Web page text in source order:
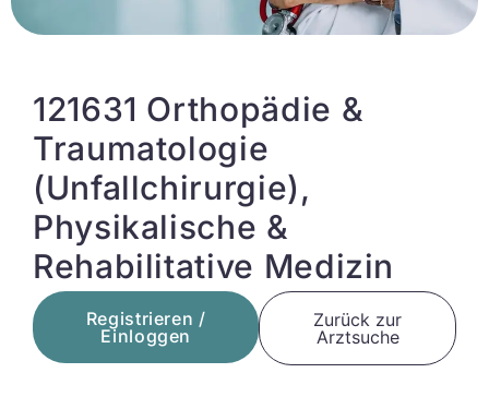
121631 Orthopädie &
Traumatologie
(Unfallchirurgie),
Physikalische &
Rehabilitative Medizin
Registrieren /
Einloggen
Zurück zur
Arztsuche